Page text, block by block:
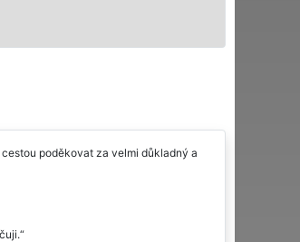
poděkovat za velmi důkladný a